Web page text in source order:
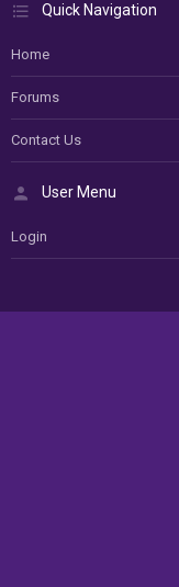
Quick Navigation
Home
Forums
Contact Us
User Menu
Login